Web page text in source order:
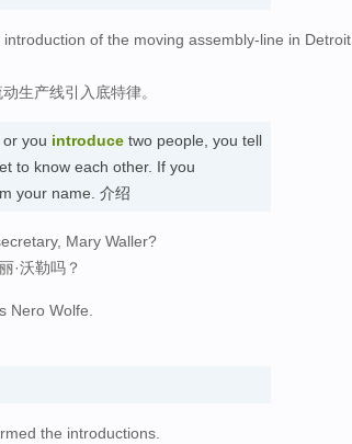
of the moving assembly-line in Detroit
生产线引入底特律。
you introduce two people, you tell
to know each other. If you
your name. 介绍
Mary Waller?
·沃勒吗？
Nero Wolfe.
the introductions.